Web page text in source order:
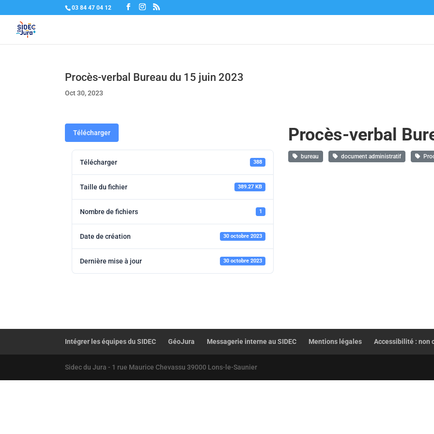
03 84 47 04 12
Procès-verbal Bureau du 15 juin 2023
Oct 30, 2023
Télécharger
Télécharger 388
Taille du fichier 389.27 KB
Nombre de fichiers 1
Date de création 30 octobre 2023
Dernière mise à jour 30 octobre 2023
Procès-verbal
bureau document administratif
Intégrer les équipes du SIDEC GéoJura Messagerie interne au SIDEC Mentions légales Accessibilité : non
Sidec du Jura - 1 rue Maurice Chevassu 39000 Lons-le-Saunier